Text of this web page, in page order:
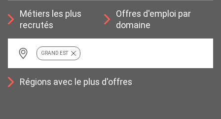
Métiers les plus
recrutés
Offres d'emploi par
domaine
GRAND EST
Régions avec le plus d'offres